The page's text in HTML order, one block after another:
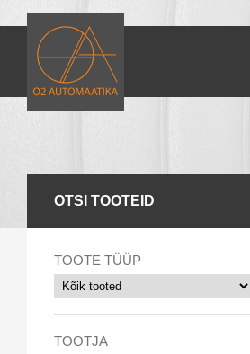
OTSI TOOTEID
TOOTE TÜÜP
TOOTJA